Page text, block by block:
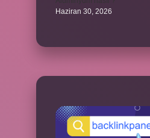
Haziran 30, 2026